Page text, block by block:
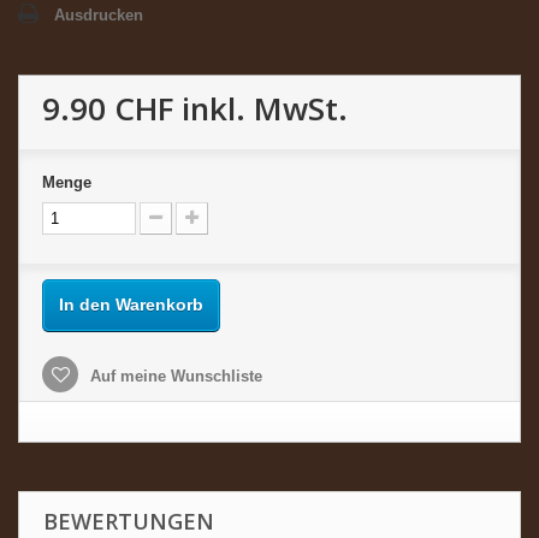
Ausdrucken
9.90 CHF inkl. MwSt.
Menge
In den Warenkorb
Auf meine Wunschliste
BEWERTUNGEN